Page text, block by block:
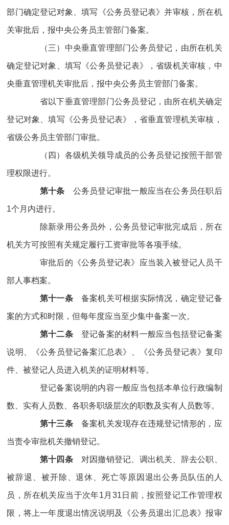
部门确定登记对象、填写《公务员登记表》并审核，所在机
关审批后，报中央公务员主管部门备案。
（三）中央垂直管理部门公务员登记，由所在机关
确定登记对象、填写《公务员登记表》，省级机关审核，中
央垂直管理机关审批后，报中央公务员主管部门备案。
省以下垂直管理部门公务员登记，由所在机关确定
登记对象、填写《公务员登记表》，省垂直管理机关审核，
省级公务员主管部门审批。
（四）各级机关领导成员的公务员登记按照干部管
理权限进行。
第十条 公务员登记审批一般应当在公务员任职后
1个月内进行。
除新录用公务员外，公务员登记审批完成后，所在
机关方可按照有关规定履行工资审批等各项手续。
审批后的《公务员登记表》应当装入被登记人员干
部人事档案。
第十一条备案机关可根据实际情况，确定登记备
案的方式和时限，但每年度应当至少集中备案一次。
第十二条登记备案的材料一般应当包括登记备案
说明、《公务员登记备案汇总表》、《公务员登记表》复印
件、被登记人员进入机关的证明材料等。
登记备案说明的内容一般应当包括本单位行政编制
数、实有人员数、各职务职级层次的职数及实有人员数等。
第十三条备案机关发现存在违规登记情形的，应
当责令审批机关撤销登记。
第十四条对因撤销登记、调出机关、辞去公职、
被辞退、被开除、退休、死亡等原因退出公务员队伍的人
员，所在机关应当于次年1月31日前，按照登记工作管理权
限，将上一年度退出情况说明及《公务员退出汇总表》报审